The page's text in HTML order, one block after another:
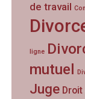
de travail
ligne
mutuel
Juge